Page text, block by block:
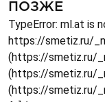
ПОЗЖЕ
TypeError: ml.at is
https://smetiz.ru/
(https://smetiz.ru/
(https://smetiz.ru/
(https://smetiz.ru/